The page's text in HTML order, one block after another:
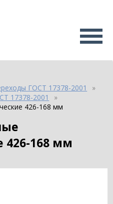
ГОСТ 17378-2001
17378-2001
426-168 мм
426-168 мм